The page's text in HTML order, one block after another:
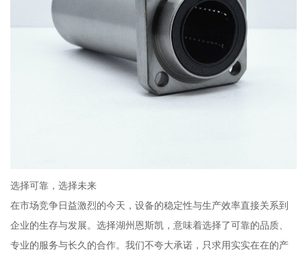
选择可靠，选择未来
在市场竞争日益激烈的今天，设备的稳定性与生产效率直接关系到
企业的生存与发展。选择湖州恩斯凯，意味着选择了可靠的品质、
专业的服务与长久的合作。我们不夸大承诺，只求用实实在在的产